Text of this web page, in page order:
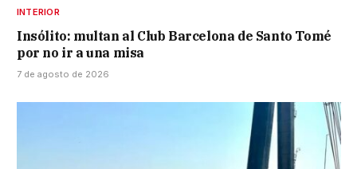
INTERIOR
Insólito: multan al Club Barcelona de Santo Tomé
por no ir a una misa
7 de agosto de 2026